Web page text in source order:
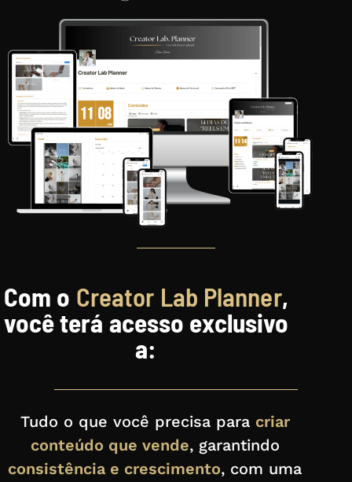
Com o Creator Lab Planner,
você terá acesso exclusivo
a:
Tudo o que você precisa para criar
conteúdo que vende, garantindo
consistência e crescimento, com uma